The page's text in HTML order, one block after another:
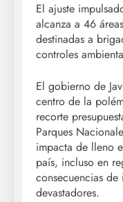
El ajuste
alcanza a 46
destinadas a
controles
El gobierno de
centro de la
recorte
Parques
impacta de lleno
país, incluso en
consecuencias
devastadores.